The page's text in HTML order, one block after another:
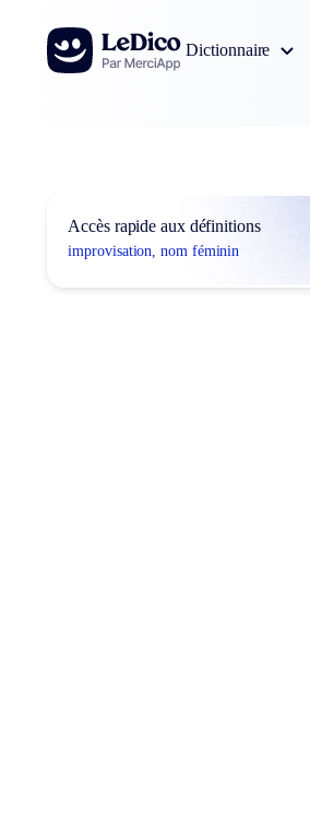
Aller au contenu
Dictionnaire
Accès rapide aux définitions
improvisation, nom féminin